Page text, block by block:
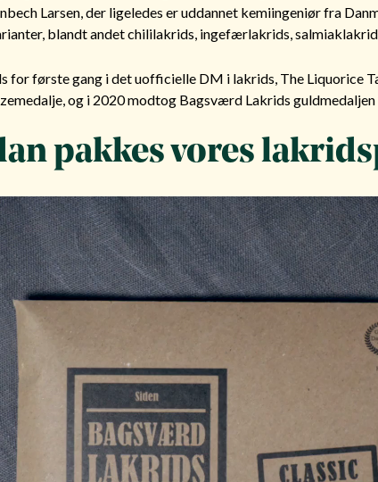
Larsen, der ligeledes er uddannet kemiingeniør fra
blandt andet chililakrids, ingefærlakrids,
for første gang i det uofficielle DM i lakrids, The Liquorice
og i 2020 modtog Bagsværd Lakrids
pakkes vores